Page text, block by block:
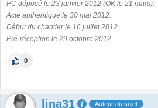
PC déposé le 23 janvier 2012 (OK le 21 mars).
Acte authentique le 30 mai 2012.
Début du chantier le 16 juillet 2012.
Pré-réception le 29 octobre 2012.
0
lina31 Auteur du sujet